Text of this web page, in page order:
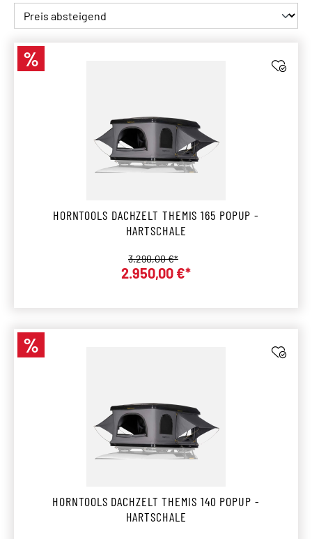
Rabatt
%
HORNTOOLS DACHZELT THEMIS 165 POPUP -
HARTSCHALE
Verkaufspreis:
2.950,00 €*
Regulärer Preis:
3.290,00 €*
Rabatt
%
HORNTOOLS DACHZELT THEMIS 140 POPUP -
HARTSCHALE